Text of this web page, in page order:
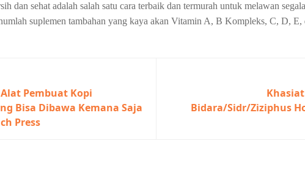
dan sehat adalah salah satu cara terbaik dan termurah untuk melawan
suplemen tambahan yang kaya akan Vitamin A, B Kompleks, C, D, E,
Pembuat Kopi
Bisa Dibawa Kemana Saja
Press
Bidara/Sidr/Ziziphus